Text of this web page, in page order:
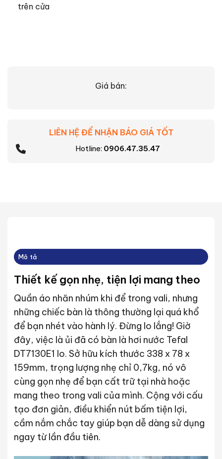
trên cửa
Giá bán:
LIÊN HỆ ĐỂ NHẬN BÁO GIÁ TỐT
Hotline: 0906.47.35.47
Mô tả
Thiết kế gọn nhẹ, tiện lợi mang theo
Quần áo nhăn nhúm khi để trong vali, nhưng
những chiếc bàn là thông thường lại quá khổ
để bạn nhét vào hành lý. Đừng lo lắng! Giờ
đây, việc là ủi đã có bàn là hơi nước Tefal
DT7130E1 lo. Sở hữu kích thước 338 x 78 x
159mm, trọng lượng nhẹ chỉ 0,7kg, nó vô
cùng gọn nhẹ để bạn cất trữ tại nhà hoặc
mang theo trong vali của mình. Cộng với cấu
tạo đơn giản, điều khiển nút bấm tiện lợi,
cầm nắm chắc tay giúp bạn dễ dàng sử dụng
ngay từ lần đầu tiên.